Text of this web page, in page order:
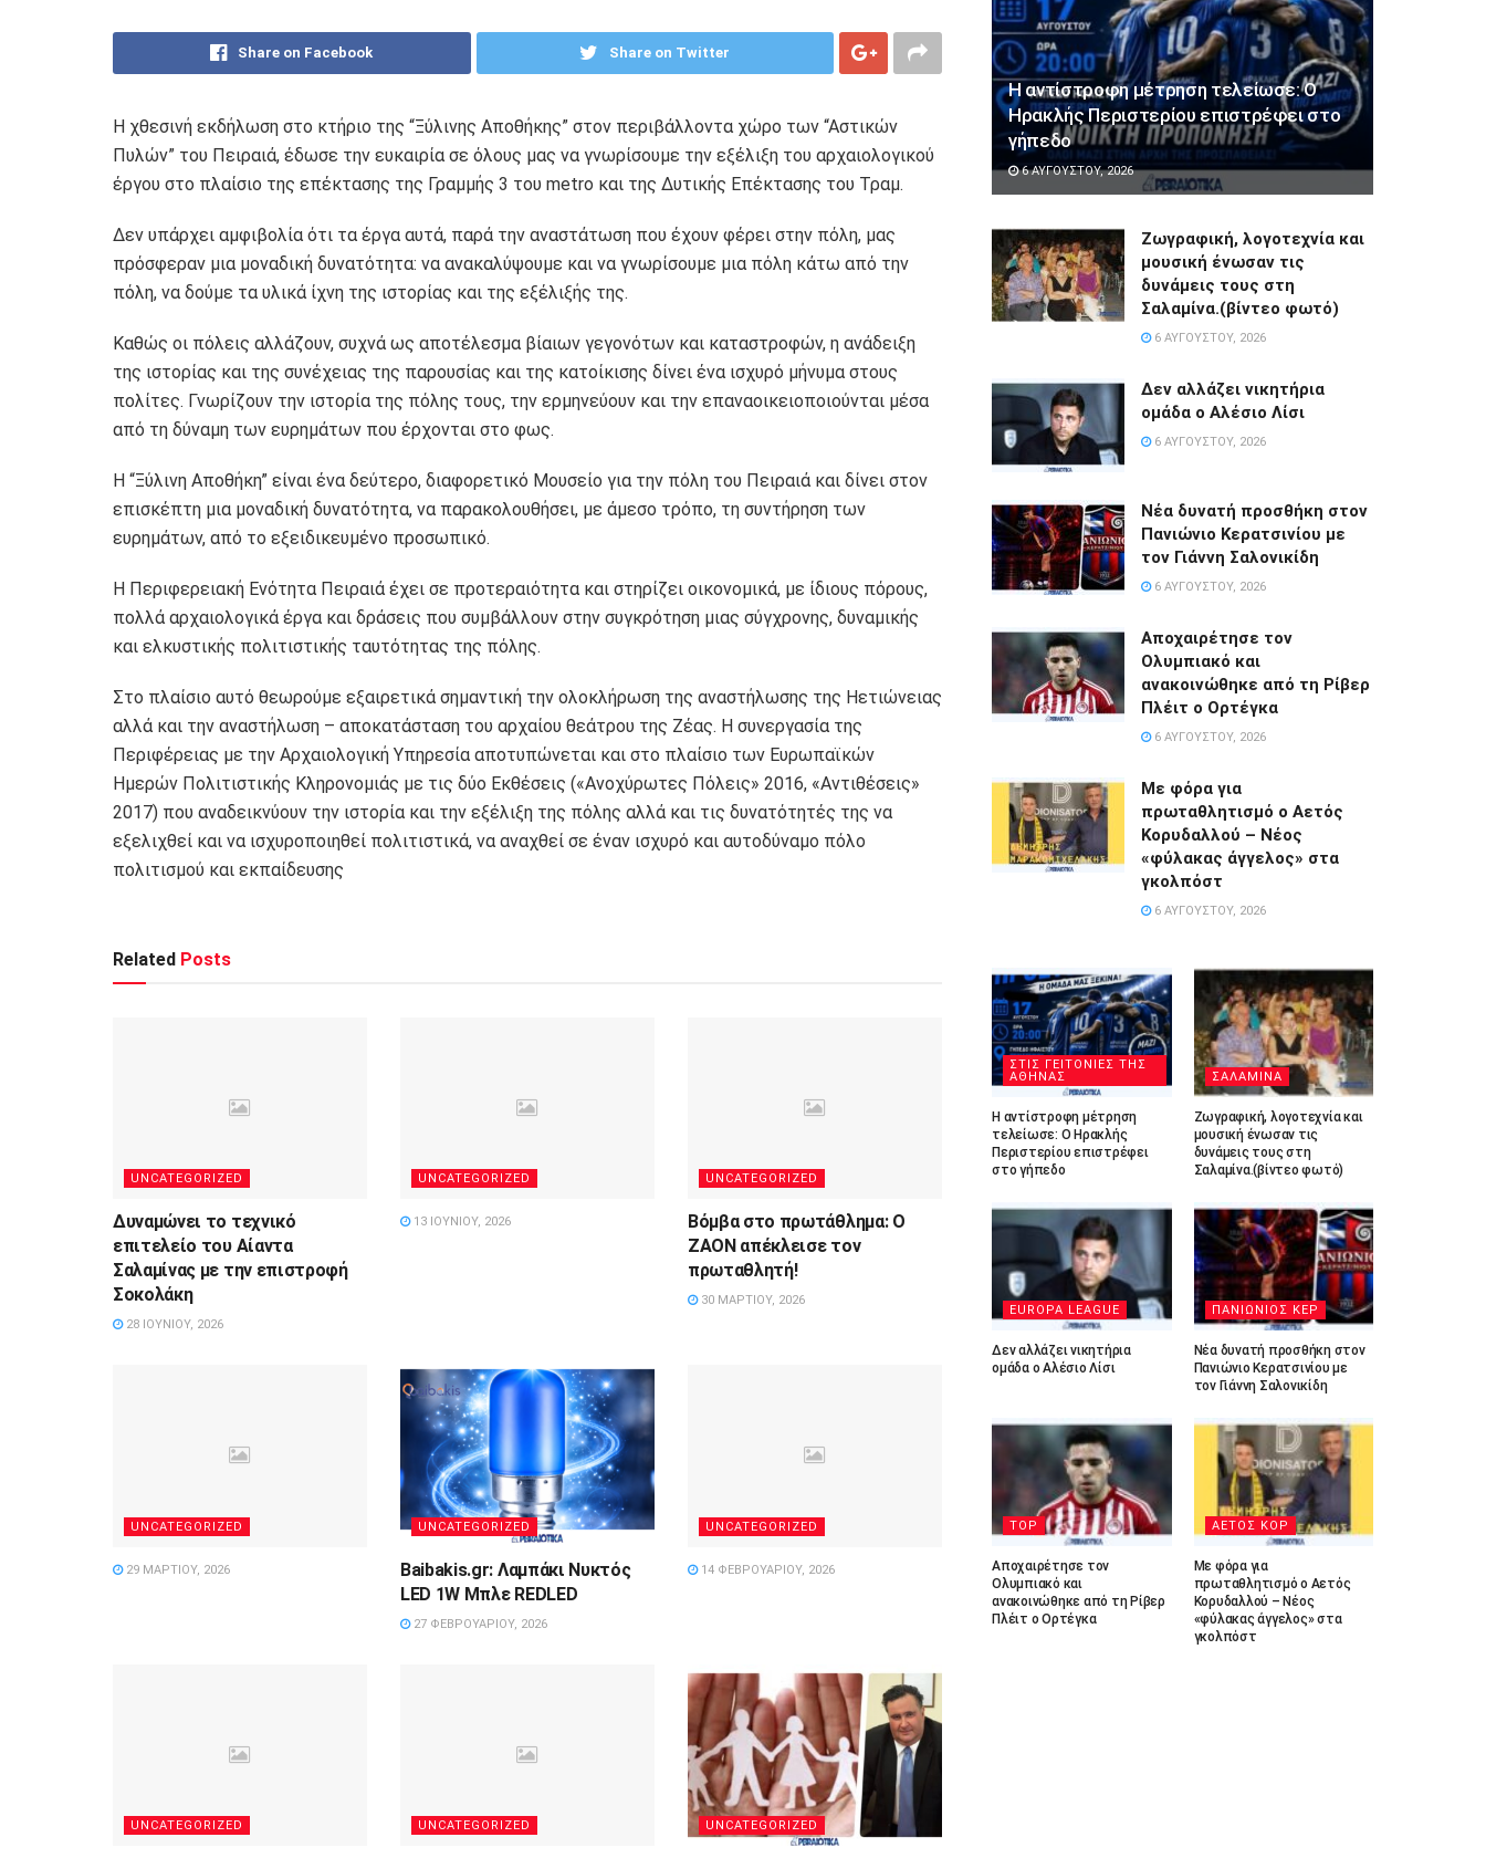
Share on Facebook Share on Twitter
Η χθεσινή εκδήλωση στο κτήριο της “Ξύλινης Αποθήκης” στον περιβάλλοντα χώρο των “Αστικών
Πυλών” του Πειραιά, έδωσε την ευκαιρία σε όλους μας να γνωρίσουμε την εξέλιξη του αρχαιολογικού
έργου στο πλαίσιο της επέκτασης της Γραμμής 3 του metro και της Δυτικής Επέκτασης του Τραμ.
Δεν υπάρχει αμφιβολία ότι τα έργα αυτά, παρά την αναστάτωση που έχουν φέρει στην πόλη, μας
πρόσφεραν μια μοναδική δυνατότητα: να ανακαλύψουμε και να γνωρίσουμε μια πόλη κάτω από την
πόλη, να δούμε τα υλικά ίχνη της ιστορίας και της εξέλιξής της.
Καθώς οι πόλεις αλλάζουν, συχνά ως αποτέλεσμα βίαιων γεγονότων και καταστροφών, η ανάδειξη
της ιστορίας και της συνέχειας της παρουσίας και της κατοίκισης δίνει ένα ισχυρό μήνυμα στους
πολίτες. Γνωρίζουν την ιστορία της πόλης τους, την ερμηνεύουν και την επαναοικειοποιούνται μέσα
από τη δύναμη των ευρημάτων που έρχονται στο φως.
Η “Ξύλινη Αποθήκη” είναι ένα δεύτερο, διαφορετικό Μουσείο για την πόλη του Πειραιά και δίνει στον
επισκέπτη μια μοναδική δυνατότητα, να παρακολουθήσει, με άμεσο τρόπο, τη συντήρηση των
ευρημάτων, από το εξειδικευμένο προσωπικό.
Η Περιφερειακή Ενότητα Πειραιά έχει σε προτεραιότητα και στηρίζει οικονομικά, με ίδιους πόρους,
πολλά αρχαιολογικά έργα και δράσεις που συμβάλλουν στην συγκρότηση μιας σύγχρονης, δυναμικής
και ελκυστικής πολιτιστικής ταυτότητας της πόλης.
Στο πλαίσιο αυτό θεωρούμε εξαιρετικά σημαντική την ολοκλήρωση της αναστήλωσης της Ηετιώνειας
αλλά και την αναστήλωση – αποκατάσταση του αρχαίου θεάτρου της Ζέας. Η συνεργασία της
Περιφέρειας με την Αρχαιολογική Υπηρεσία αποτυπώνεται και στο πλαίσιο των Ευρωπαϊκών
Ημερών Πολιτιστικής Κληρονομιάς με τις δύο Eκθέσεις («Ανοχύρωτες Πόλεις» 2016, «Αντιθέσεις»
2017) που αναδεικνύουν την ιστορία και την εξέλιξη της πόλης αλλά και τις δυνατότητές της να
εξελιχθεί και να ισχυροποιηθεί πολιτιστικά, να αναχθεί σε έναν ισχυρό και αυτοδύναμο πόλο
πολιτισμού και εκπαίδευσης
Related Posts
UNCATEGORIZED
Δυναμώνει το τεχνικό
επιτελείο του Αίαντα
Σαλαμίνας με την επιστροφή
Σοκολάκη
28 ΙΟΥΝΊΟΥ, 2026
UNCATEGORIZED
13 ΙΟΥΝΊΟΥ, 2026
UNCATEGORIZED
Βόμβα στο πρωτάθλημα: Ο
ΖΑΟΝ απέκλεισε τον
πρωταθλητή!
30 ΜΑΡΤΊΟΥ, 2026
UNCATEGORIZED
29 ΜΑΡΤΊΟΥ, 2026
UNCATEGORIZED
Baibakis.gr: Λαμπάκι Νυκτός
LED 1W Μπλε REDLED
27 ΦΕΒΡΟΥΑΡΊΟΥ, 2026
UNCATEGORIZED
14 ΦΕΒΡΟΥΑΡΊΟΥ, 2026
UNCATEGORIZED UNCATEGORIZED UNCATEGORIZED
Η αντίστροφη μέτρηση τελείωσε: Ο
Ηρακλής Περιστερίου επιστρέφει στο
γήπεδο
6 ΑΥΓΟΎΣΤΟΥ, 2026
Ζωγραφική, λογοτεχνία και
μουσική ένωσαν τις
δυνάμεις τους στη
Σαλαμίνα.(βίντεο φωτό)
6 ΑΥΓΟΎΣΤΟΥ, 2026
Δεν αλλάζει νικητήρια
ομάδα ο Αλέσιο Λίσι
6 ΑΥΓΟΎΣΤΟΥ, 2026
Νέα δυνατή προσθήκη στον
Πανιώνιο Κερατσινίου με
τον Γιάννη Σαλονικίδη
6 ΑΥΓΟΎΣΤΟΥ, 2026
Αποχαιρέτησε τον
Ολυμπιακό και
ανακοινώθηκε από τη Ρίβερ
Πλέιτ ο Ορτέγκα
6 ΑΥΓΟΎΣΤΟΥ, 2026
Με φόρα για
πρωταθλητισμό ο Αετός
Κορυδαλλού – Νέος
«φύλακας άγγελος» στα
γκολπόστ
6 ΑΥΓΟΎΣΤΟΥ, 2026
ΣΤΙΣ ΓΕΙΤΟΝΙΕΣ ΤΗΣ
ΑΘΗΝΑΣ
Η αντίστροφη μέτρηση
τελείωσε: Ο Ηρακλής
Περιστερίου επιστρέφει
στο γήπεδο
ΣΑΛΑΜΙΝΑ
Ζωγραφική, λογοτεχνία και
μουσική ένωσαν τις
δυνάμεις τους στη
Σαλαμίνα.(βίντεο φωτό)
EUROPA LEAGUE
Δεν αλλάζει νικητήρια
ομάδα ο Αλέσιο Λίσι
ΠΑΝΙΩΝΙΟΣ ΚΕΡ
Νέα δυνατή προσθήκη στον
Πανιώνιο Κερατσινίου με
τον Γιάννη Σαλονικίδη
TOP
Αποχαιρέτησε τον
Ολυμπιακό και
ανακοινώθηκε από τη Ρίβερ
Πλέιτ ο Ορτέγκα
ΑΕΤΟΣ ΚΟΡ
Με φόρα για
πρωταθλητισμό ο Αετός
Κορυδαλλού – Νέος
«φύλακας άγγελος» στα
γκολπόστ